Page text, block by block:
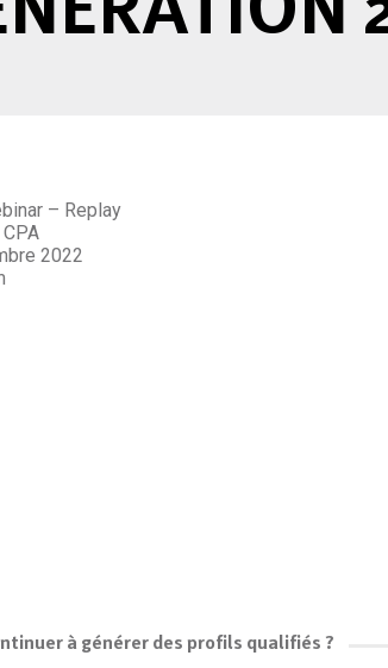
– Replay
CPA
2022
à générer des profils qualifiés ?